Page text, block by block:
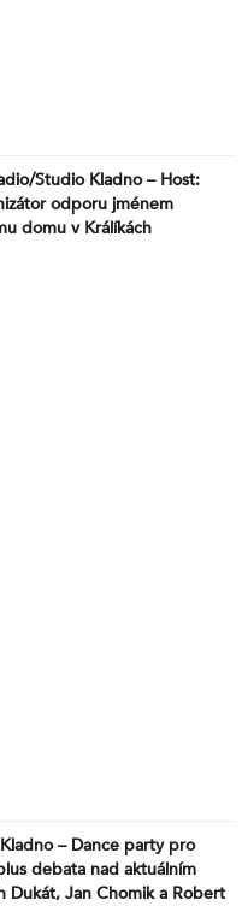
Studio Kladno – Host:
odporu jménem
domu v Králíkách
– Dance party pro
debata nad aktuálním
Dukát, Jan Chomik a Robert